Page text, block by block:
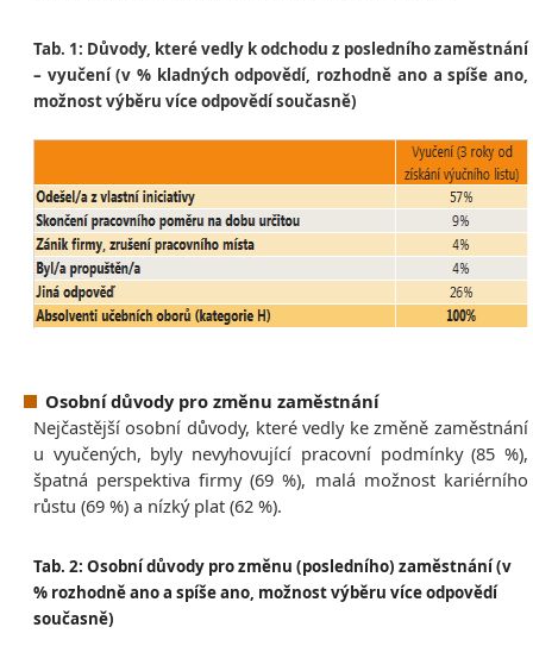
Tab. 1: Důvody, které vedly k odchodu z posledního zaměstnání
– vyučení (v % kladných odpovědí, rozhodně ano a spíše ano,
možnost výběru více odpovědí současně)
Osobní důvody pro změnu zaměstnání
Nejčastější osobní důvody, které vedly ke změně zaměstnání
u vyučených, byly nevyhovující pracovní podmínky (85 %),
špatná perspektiva firmy (69 %), malá možnost kariérního
růstu (69 %) a nízký plat (62 %).
Tab. 2: Osobní důvody pro změnu (posledního) zaměstnání (v
% rozhodně ano a spíše ano, možnost výběru více odpovědí
současně)